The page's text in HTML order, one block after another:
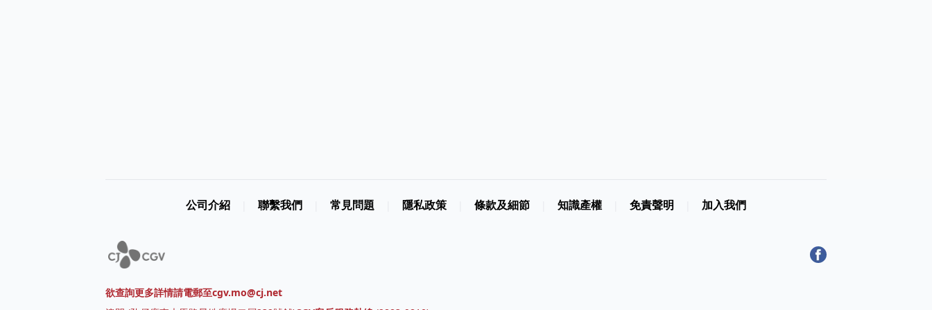
公司介紹 聯繫我們 常見問題 隱私政策 條款及細節 知識產權 免責聲明 加入我們
欲查詢更多詳情請電郵至cgv.mo@cj.net